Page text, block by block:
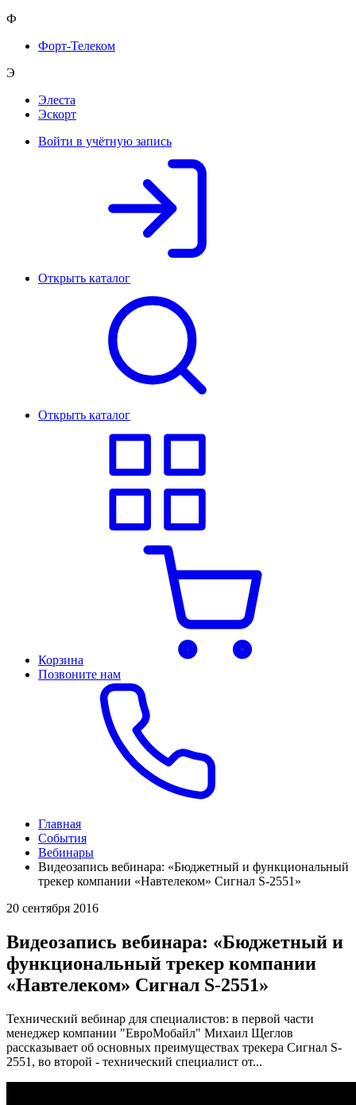
Ф
Форт-Телеком
Э
Элеста
Эскорт
Войти в учётную запись
Открыть каталог
Открыть каталог
Корзина
Позвоните нам
Главная
События
Вебинары
Видеозапись вебинара: «Бюджетный и функциональный
трекер компании «Навтелеком» Сигнал S-2551»
20 сентября 2016
Видеозапись вебинара: «Бюджетный и
функциональный трекер компании
«Навтелеком» Сигнал S-2551»
Технический вебинар для специалистов: в первой части
менеджер компании "ЕвроМобайл" Михаил Щеглов
рассказывает об основных преимуществах трекера Сигнал S-
2551, во второй - технический специалист от...